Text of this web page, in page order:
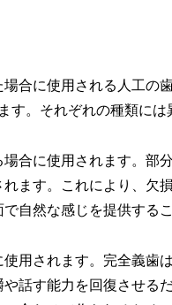
合に使用される人工の
す。それぞれの種類には
合に使用されます。部
ます。これにより、欠
自然な感じを提供する
用されます。完全義歯
話す能力を回復させる